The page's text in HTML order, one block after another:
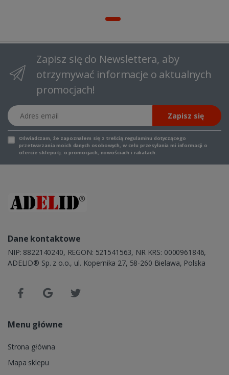
Zapisz się do Newslettera, aby
otrzymywać informacje o aktualnych
promocjach!
Adres email
Zapisz się
Oświadczam, że zapoznałem się z treścią regulaminu dotyczącego
przetwarzania moich danych osobowych, w celu przesyłania mi informacji o
ofercie sklepu tj. o promocjach, nowościach i rabatach.
Dane kontaktowe
NIP: 8822140240, REGON: 521541563, NR KRS: 0000961846,
ADELID® Sp. z o.o., ul. Kopernika 27, 58-260 Bielawa, Polska
Menu główne
Strona główna
Mapa sklepu